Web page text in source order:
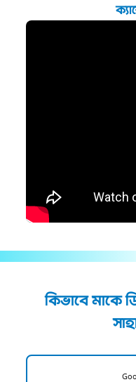
কিভাবে মাকে